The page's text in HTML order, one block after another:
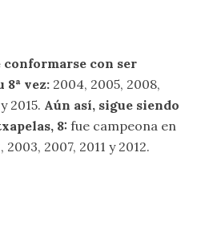
con ser
8ª vez: 2004, 2005, 2008,
2015. Aún así, sigue siendo
8: fue campeona en
2007, 2011 y 2012.